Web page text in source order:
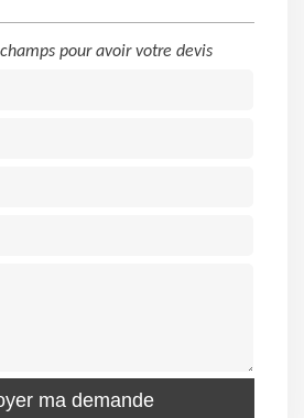
pour avoir votre devis